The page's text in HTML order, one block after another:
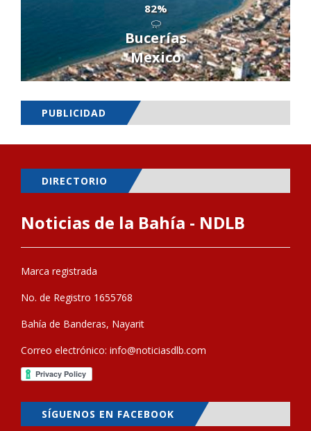
82%
Bucerías
Mexico
PUBLICIDAD
DIRECTORIO
Noticias de la Bahía - NDLB
Marca registrada
No. de Registro 1655768
Bahía de Banderas, Nayarit
Correo electrónico: info@noticiasdlb.com
SÍGUENOS EN FACEBOOK